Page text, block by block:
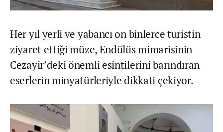
Her yıl yerli ve yabancı on binlerce turistin
ziyaret ettiği müze, Endülüs mimarisinin
Cezayir’deki önemli esintilerini barındıran
eserlerin minyatürleriyle dikkati çekiyor.